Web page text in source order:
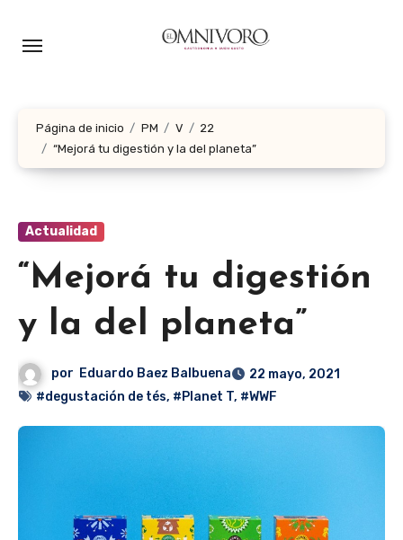
Página de inicio PM V
22
“Mejorá tu digestión y la del planeta”
Actualidad
“Mejorá tu digestión
y la del planeta”
por Eduardo Baez Balbuena
22 mayo, 2021
#degustación de tés, #Planet T, #WWF